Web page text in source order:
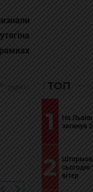
ТОП
1
На
загинув
2
сьогодні
вітер